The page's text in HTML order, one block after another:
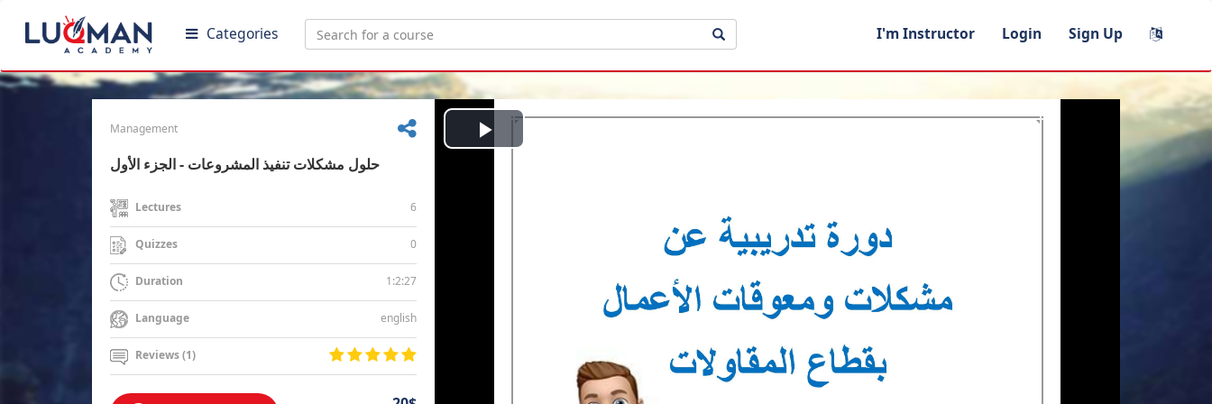
Categories I'm Instructor Login Sign Up
Management
حلول مشكلات تنفيذ المشروعات - الجزء الأول
Lectures 6
Quizzes 0
Duration 1:2:27
Language english
Reviews (1)
Play